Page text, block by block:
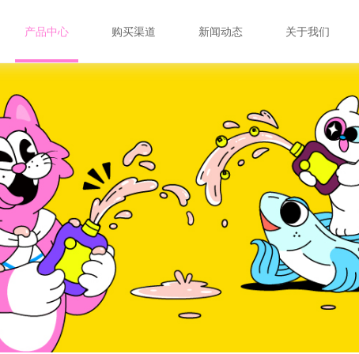
产品中心 购买渠道 新闻动态 关于我们